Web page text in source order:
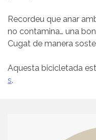
Recordeu que anar
no contamina… una
Cugat de manera
Aquesta bicicletada
s.